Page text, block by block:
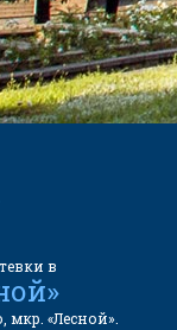
п.
в
мкр. «Лесной».